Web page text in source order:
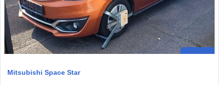
Mitsubishi Space Star